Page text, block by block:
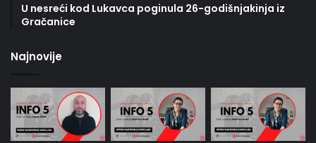
U nesreći kod Lukavca poginula 26-godišnjakinja iz
Gračanice
Najnovije